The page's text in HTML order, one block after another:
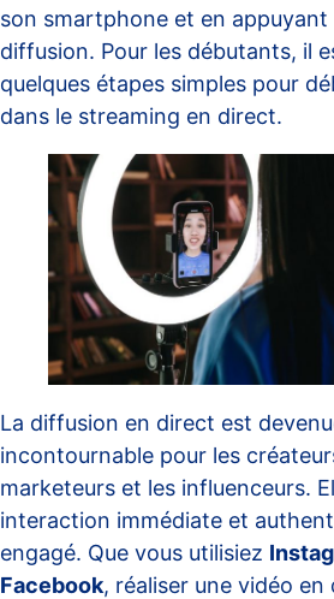
son smartphone et en
diffusion. Pour les débutants, il
quelques étapes simples pour
dans le streaming en direct.
La diffusion en direct est
incontournable pour les
marketeurs et les influenceurs.
interaction immédiate et
engagé. Que vous utilisiez
Facebook, réaliser une vidéo